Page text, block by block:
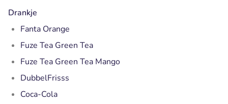
Drankje
Fanta Orange
Fuze Tea Green Tea
Fuze Tea Green Tea Mango
DubbelFrisss
Coca-Cola